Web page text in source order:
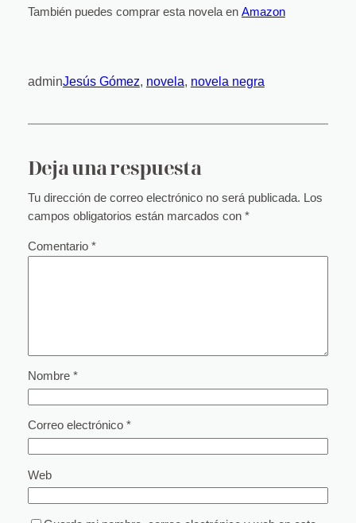
También puedes comprar esta novela en Amazon
adminJesús Gómez, novela, novela negra
Deja una respuesta
Tu dirección de correo electrónico no será publicada. Los
campos obligatorios están marcados con *
Comentario *
Nombre *
Correo electrónico *
Web